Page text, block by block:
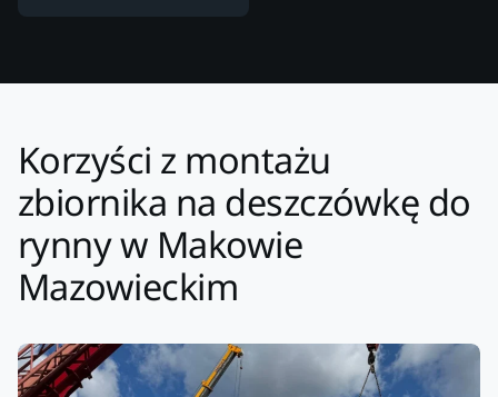
Korzyści z montażu
zbiornika na deszczówkę do
rynny w Makowie
Mazowieckim